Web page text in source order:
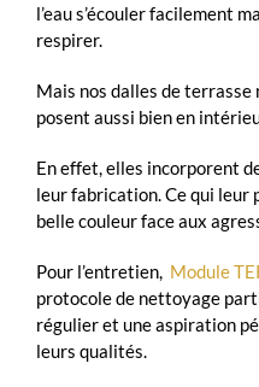
l’eau s’écouler facilement
respirer.
Mais nos dalles de terrasse
posent aussi bien en
En effet, elles incorporent
leur fabrication. Ce qui leur
belle couleur face aux
Pour l’entretien, Module
protocole de nettoyage
régulier et une aspiration
leurs qualités.